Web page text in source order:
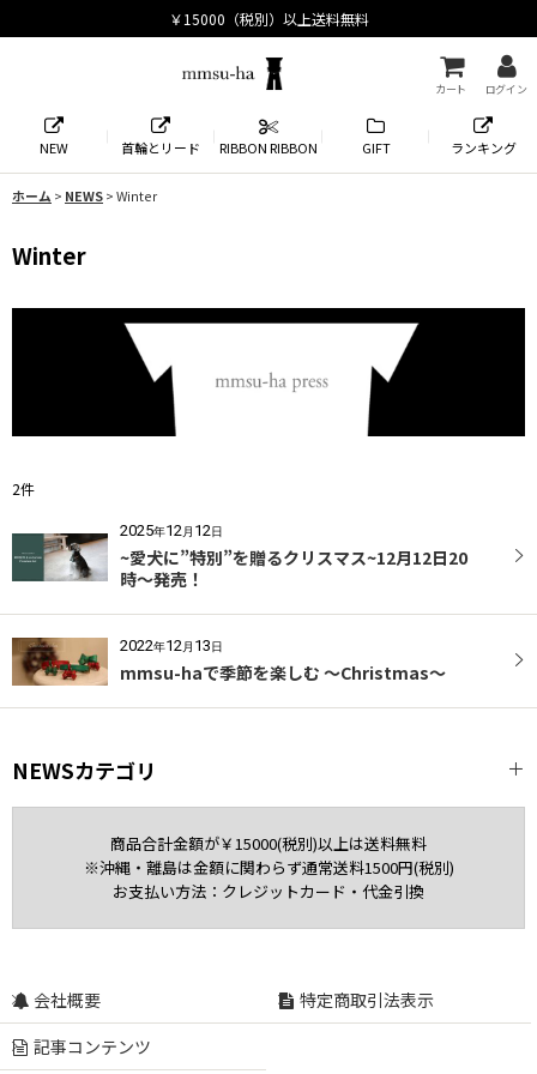
カート ログイン
NEW 首輪とリード RIBBON RIBBON GIFT ランキング
ホーム> NEWS>Winter
Winter
2件
2025年12月 12日
~愛犬に”特別”を贈るクリスマス~12月12日20
時〜発売！
2022年12月 13日
mmsu-haで季節を楽しむ 〜Christmas〜
NEWSカテゴリ
Miniature Schnauzer
Gift
Collar & Lead
商品合計金額が￥15000(税別)以上は送料無料
※沖縄・離島は金額に関わらず通常送料1500円(税別)
お支払い方法：クレジットカード・代金引換
会社概要
特定商取引法表示
記事コンテンツ